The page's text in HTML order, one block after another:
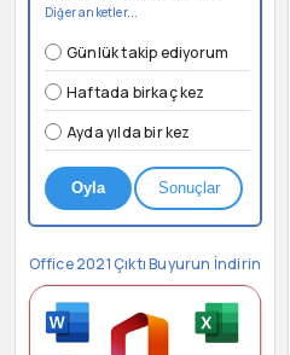
Diğer anketler...
Günlük takip ediyorum
Haftada birkaç kez
Ayda yılda bir kez
Oyla Sonuçlar
Office 2021 Çıktı Buyurun İndirin